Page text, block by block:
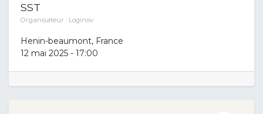
SST
Organisateur : Loginov
Henin-beaumont, France
12 mai 2025 - 17:00